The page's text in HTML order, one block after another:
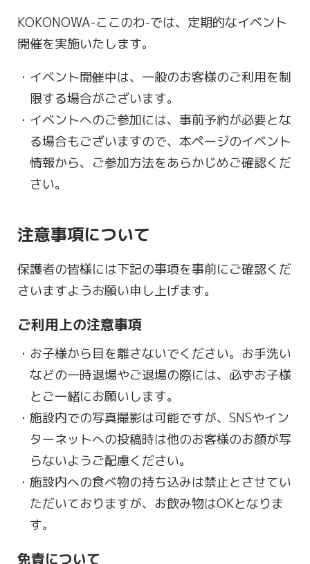
KOKONOWA-ここのわ-では、定期的なイベント
開催を実施いたします。
イベント開催中は、一般のお客様のご利用を制
限する場合がございます。
イベントへのご参加には、事前予約が必要とな
る場合もございますので、本ページのイベント
情報から、ご参加方法をあらかじめご確認くだ
さい。
注意事項について
保護者の皆様には下記の事項を事前にご確認くだ
さいますようお願い申し上げます。
ご利用上の注意事項
お子様から目を離さないでください。お手洗い
などの一時退場やご退場の際には、必ずお子様
とご一緒にお願いします。
施設内での写真撮影は可能ですが、SNSやイン
ターネットへの投稿時は他のお客様のお顔が写
らないようご配慮ください。
施設内への食べ物の持ち込みは禁止とさせてい
ただいておりますが、お飲み物はOKとなりま
す。
免責について